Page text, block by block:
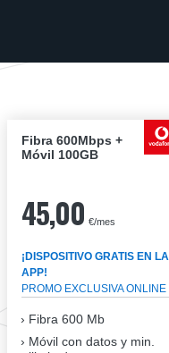
Fibra 600Mbps +
Móvil 100GB
45,00 €/mes
¡DISPOSITIVO GRATIS EN LA
APP!
PROMO EXCLUSIVA ONLINE
Fibra 600 Mb
Móvil con datos y min.